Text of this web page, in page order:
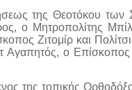
της Θεοτόκου
ο Μητροπολίτης
Ζιτομίρ και
ο Επίσκοπος
της τοπικής